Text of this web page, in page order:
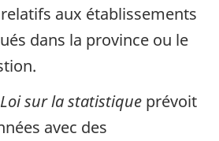
aux établissements
dans la province ou le
Loi sur la statistique prévoit
avec des